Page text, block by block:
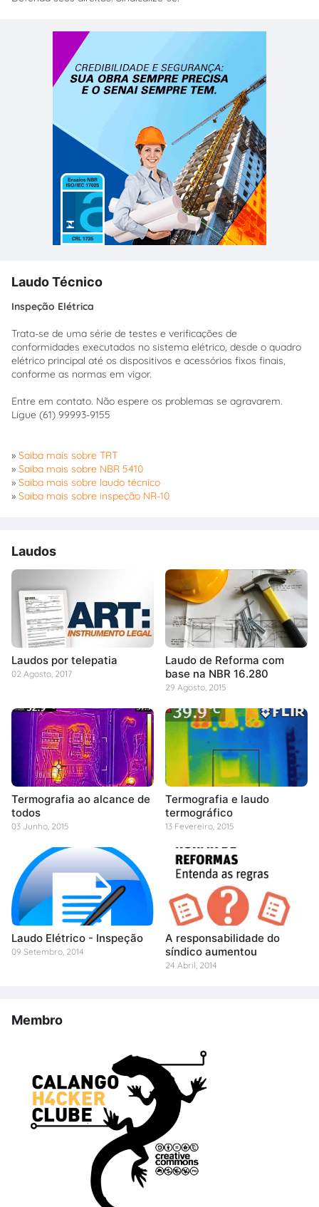
Laudo Técnico
Inspeção Elétrica
Trata-se de uma série de testes e verificações de
conformidades executados no sistema elétrico, desde o quadro
elétrico principal até os dispositivos e acessórios fixos finais,
conforme as normas em vigor.
Entre em contato. Não espere os problemas se agravarem.
Ligue (61) 99993-9155
» Saiba mais sobre TRT
» Saiba mais sobre NBR 5410
» Saiba mais sobre laudo técnico
» Saiba mais sobre inspeção NR-10
Laudos
Laudos por telepatia
02 Agosto, 2017
Laudo de Reforma com
base na NBR 16.280
29 Agosto, 2015
Termografia ao alcance de
todos
03 Junho, 2015
Termografia e laudo
termográfico
13 Fevereiro, 2015
Laudo Elétrico - Inspeção
09 Setembro, 2014
A responsabilidade do
síndico aumentou
24 Abril, 2014
Membro